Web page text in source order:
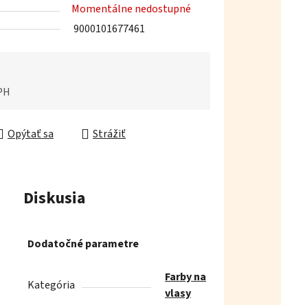
Momentálne nedostupné
9000101677461
Opýtať sa
Strážiť
Diskusia
Dodatočné parametre
Kategória
Farby na
vlasy